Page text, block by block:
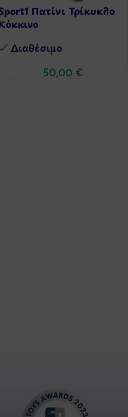
Πατίνι Τρίκυκλο
Διαθέσιμo
50,00 €